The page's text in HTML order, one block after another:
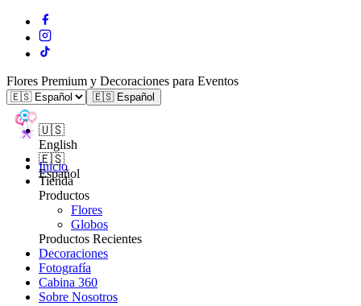
Flores Premium y Decoraciones para Eventos
🇪🇸 Español
🇺🇸
English
🇪🇸
Español
Inicio
Tienda
Productos
Flores
Globos
Productos Recientes
Decoraciones
Fotografía
Cabina 360
Sobre Nosotros